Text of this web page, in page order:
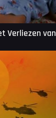
Verliezen